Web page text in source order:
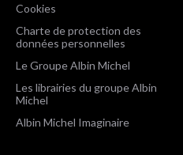
Cookies
Charte de protection des
données personnelles
Le Groupe Albin Michel
Les librairies du groupe Albin
Michel
Albin Michel Imaginaire